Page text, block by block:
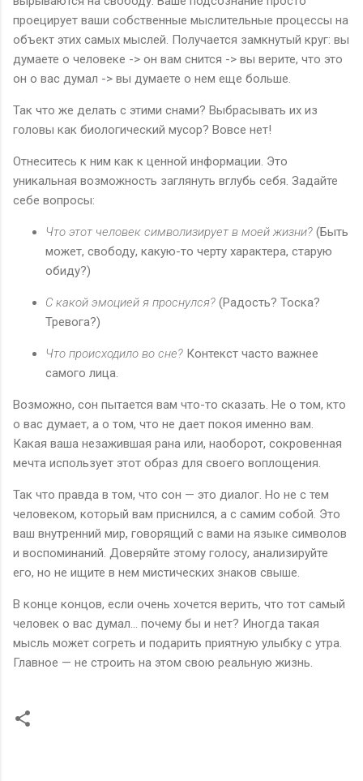
проецирует ваши собственные мыслительные процессы на
объект этих самых мыслей. Получается замкнутый круг: вы
думаете о человеке -> он вам снится -> вы верите, что это
он о вас думал -> вы думаете о нем еще больше.
Так что же делать с этими снами? Выбрасывать их из
головы как биологический мусор? Вовсе нет!
Отнеситесь к ним как к ценной информации. Это
уникальная возможность заглянуть вглубь себя. Задайте
себе вопросы:
Что этот человек символизирует в моей жизни? (Быть
может, свободу, какую-то черту характера, старую
обиду?)
С какой эмоцией я проснулся? (Радость? Тоска?
Тревога?)
Что происходило во сне? Контекст часто важнее
самого лица.
Возможно, сон пытается вам что-то сказать. Не о том, кто
о вас думает, а о том, что не дает покоя именно вам.
Какая ваша незажившая рана или, наоборот, сокровенная
мечта использует этот образ для своего воплощения.
Так что правда в том, что сон — это диалог. Но не с тем
человеком, который вам приснился, а с самим собой. Это
ваш внутренний мир, говорящий с вами на языке символов
и воспоминаний. Доверяйте этому голосу, анализируйте
его, но не ищите в нем мистических знаков свыше.
В конце концов, если очень хочется верить, что тот самый
человек о вас думал… почему бы и нет? Иногда такая
мысль может согреть и подарить приятную улыбку с утра.
Главное — не строить на этом свою реальную жизнь.